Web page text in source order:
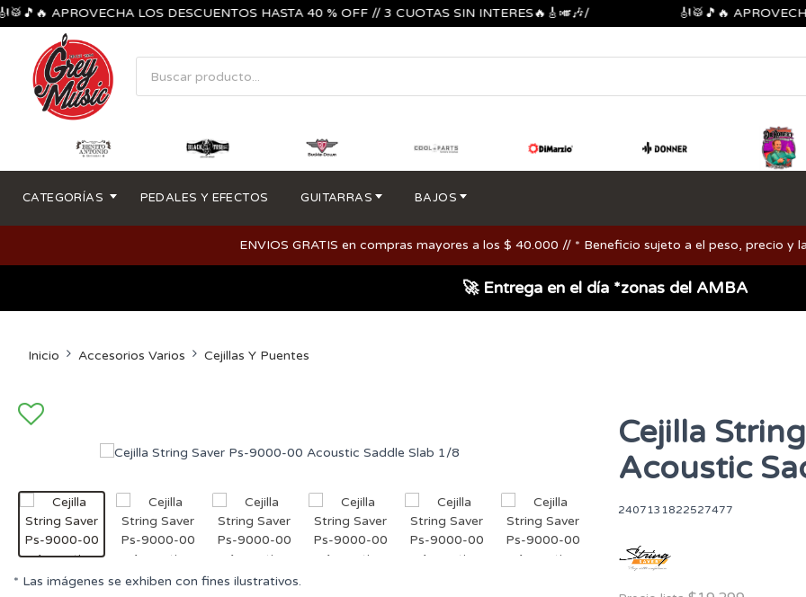
APROVECHA LOS DESCUENTOS HASTA 40 % OFF // 3 CUOTAS SIN INTERES🔥🎸🎺🎶/ 🎻🥁🎵🔥 APROVECHA
CATEGORÍAS PEDALES Y EFECTOS GUITARRAS BAJOS
ENVIOS GRATIS en compras mayores a los $ 40.000 // * Beneficio sujeto a el peso, precio y
🚀 Entrega en el día *zonas del AMBA
Inicio Accesorios Varios Cejillas Y Puentes
* Las imágenes se exhiben con fines ilustrativos.
Cejilla
Acoustic
2407131822527477